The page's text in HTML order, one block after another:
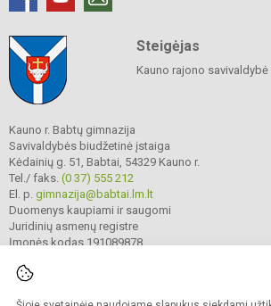
Steigėjas
Kauno rajono savivaldybė
Kauno r. Babtų gimnazija
Savivaldybės biudžetinė įstaiga
Kėdainių g. 51, Babtai, 54329 Kauno r.
Tel./ faks. (0 37) 555 212
El. p. gimnazija@babtai.lm.lt
Duomenys kaupiami ir saugomi
Juridinių asmenų registre
Įmonės kodas 191089878